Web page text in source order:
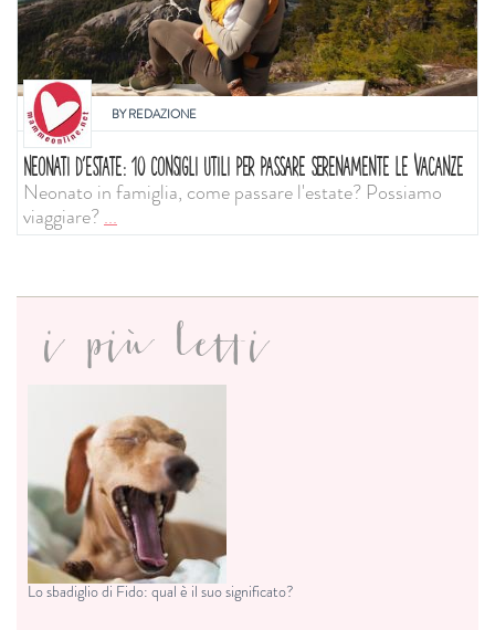
BYREDAZIONE
NEONATI D'ESTATE: 10 CONSIGLI UTILI PER PASSARE SERENAMENTE LE VACANZE
Neonato in famiglia, come passare l'estate? Possiamo
viaggiare?...
i più letti
Lo sbadiglio di Fido: qual è il suo significato?